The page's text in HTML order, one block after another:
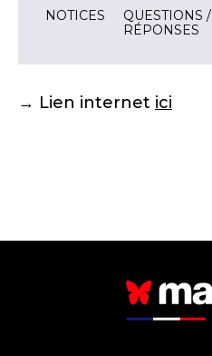
NOTICES
QUESTIONS /
RÉPONSES
→ Lien internet ici